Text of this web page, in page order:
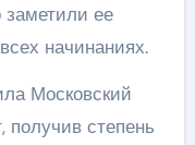
заметили ее
начинаниях.
Московский
получив степень